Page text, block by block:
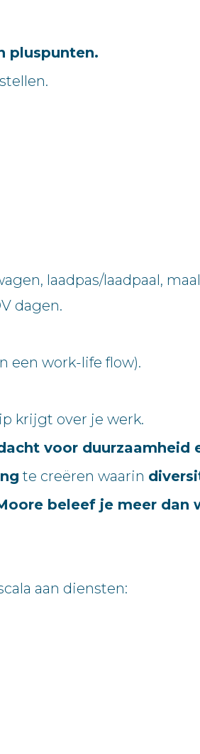
pluspunten.
laadpas/laadpaal,
dagen.
een work-life flow).
krijgt over je werk.
voor duurzaamheid
te creëren waarin
beleef je meer dan
aan diensten: